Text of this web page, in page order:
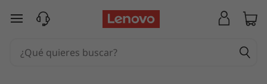
TIr al contenido principal